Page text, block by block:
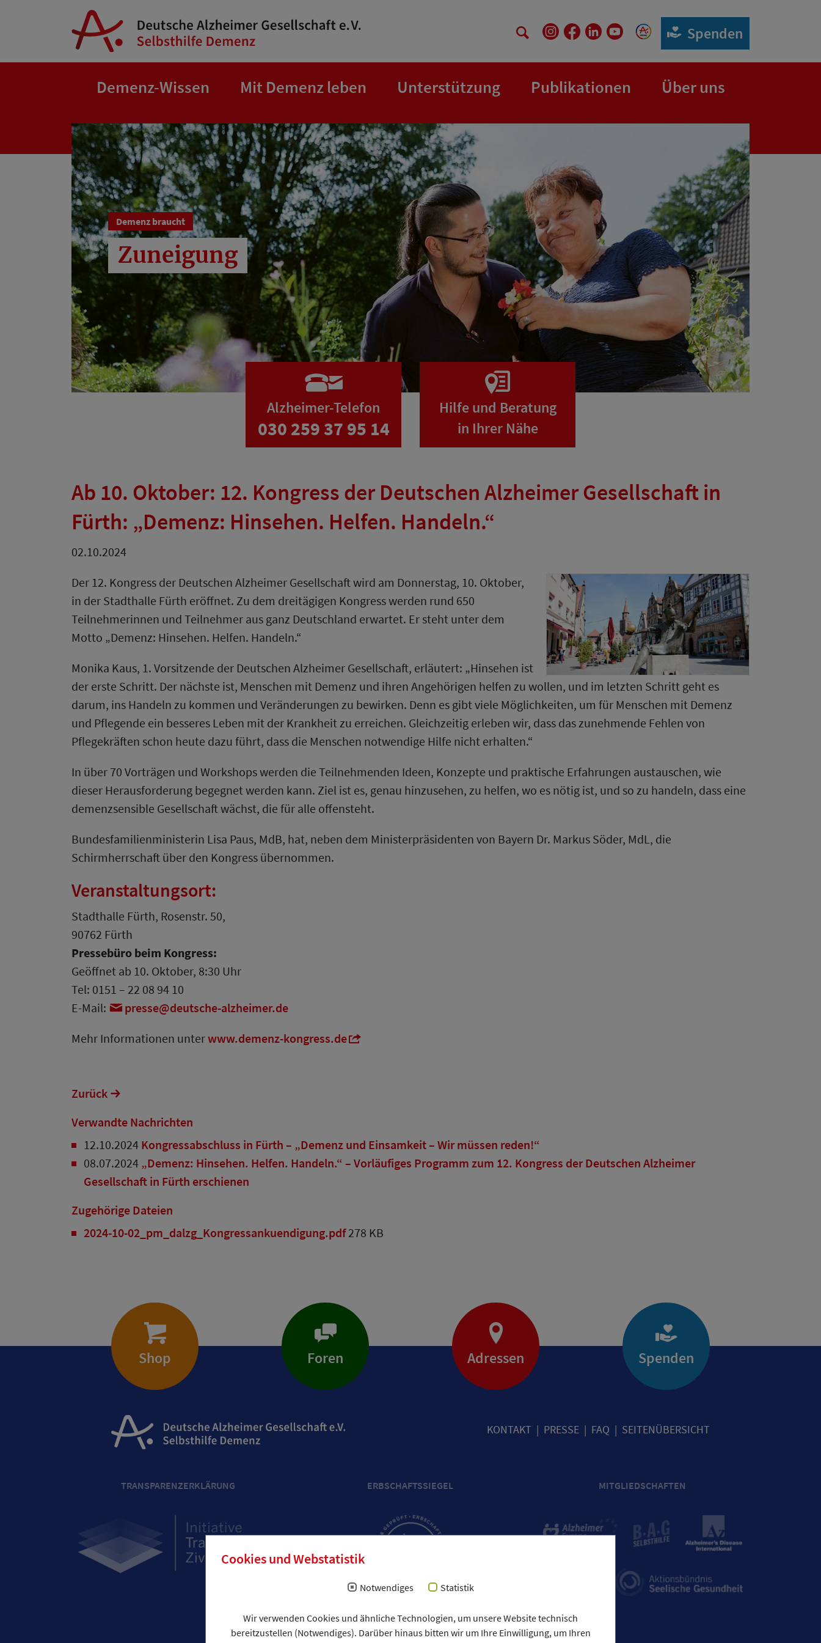
Cookies und Webstatistik
Notwendiges Statistik
Wir verwenden Cookies und ähnliche Technologien, um unsere Website technisch
bereitzustellen (Notwendiges). Darüber hinaus bitten wir um Ihre Einwilligung, um Ihren
Springe zum Hauptinhalt
Spenden
Demenz-Wissen Mit Demenz leben Unterstützung Publikationen Über uns
Demenz braucht
Zuneigung
Alzheimer-Telefon
030 259 37 95 14
Hilfe und Beratung
in Ihrer Nähe
Ab 10. Oktober: 12. Kongress der Deutschen Alzheimer Gesellschaft in
Fürth: „Demenz: Hinsehen. Helfen. Handeln.“
02.10.2024
Der 12. Kongress der Deutschen Alzheimer Gesellschaft wird am Donnerstag, 10. Oktober,
in der Stadthalle Fürth eröffnet. Zu dem dreitägigen Kongress werden rund 650
Teilnehmerinnen und Teilnehmer aus ganz Deutschland erwartet. Er steht unter dem
Motto „Demenz: Hinsehen. Helfen. Handeln.“
Monika Kaus, 1. Vorsitzende der Deutschen Alzheimer Gesellschaft, erläutert: „Hinsehen ist
der erste Schritt. Der nächste ist, Menschen mit Demenz und ihren Angehörigen helfen zu wollen, und im letzten Schritt geht es
darum, ins Handeln zu kommen und Veränderungen zu bewirken. Denn es gibt viele Möglichkeiten, um für Menschen mit Demenz
und Pflegende ein besseres Leben mit der Krankheit zu erreichen. Gleichzeitig erleben wir, dass das zunehmende Fehlen von
Pflegekräften schon heute dazu führt, dass die Menschen notwendige Hilfe nicht erhalten.“
In über 70 Vorträgen und Workshops werden die Teilnehmenden Ideen, Konzepte und praktische Erfahrungen austauschen, wie
dieser Herausforderung begegnet werden kann. Ziel ist es, genau hinzusehen, zu helfen, wo es nötig ist, und so zu handeln, dass eine
demenzsensible Gesellschaft wächst, die für alle offensteht.
Bundesfamilienministerin Lisa Paus, MdB, hat, neben dem Ministerpräsidenten von Bayern Dr. Markus Söder, MdL, die
Schirmherrschaft über den Kongress übernommen.
Veranstaltungsort:
Stadthalle Fürth, Rosenstr. 50,
90762 Fürth
Pressebüro beim Kongress:
Geöffnet ab 10. Oktober, 8:30 Uhr
Tel: 0151 – 22 08 94 10
E-Mail:
presse deutsche-alzheimer de
Mehr Informationen unterwww.demenz-kongress.de
Zurück
Verwandte Nachrichten
12.10.2024 Kongressabschluss in Fürth – „Demenz und Einsamkeit – Wir müssen reden!“
08.07.2024 „Demenz: Hinsehen. Helfen. Handeln.“ – Vorläufiges Programm zum 12. Kongress der Deutschen Alzheimer
Gesellschaft in Fürth erschienen
Zugehörige Dateien
2024-10-02_pm_dalzg_Kongressankuendigung.pdf278 KB
Shop Foren Adressen Spenden
KONTAKT PRESSE FAQ SEITENÜBERSICHT
TRANSPARENZERKLÄRUNG ERBSCHAFTSSIEGEL MITGLIEDSCHAFTEN